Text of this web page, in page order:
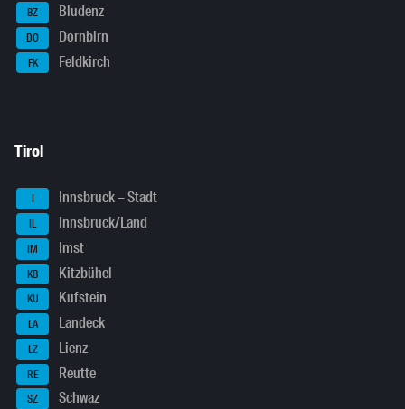
BZ Bludenz
DO Dornbirn
FK Feldkirch
Tirol
I Innsbruck – Stadt
IL Innsbruck/Land
IM Imst
KB Kitzbühel
KU Kufstein
LA Landeck
LZ Lienz
RE Reutte
SZ Schwaz